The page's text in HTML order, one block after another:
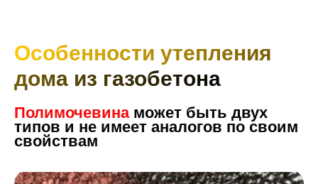
Особенности утепления
дома из газобетона
Полимочевинаможет быть двух
типов и не имеет аналогов по своим
свойствам